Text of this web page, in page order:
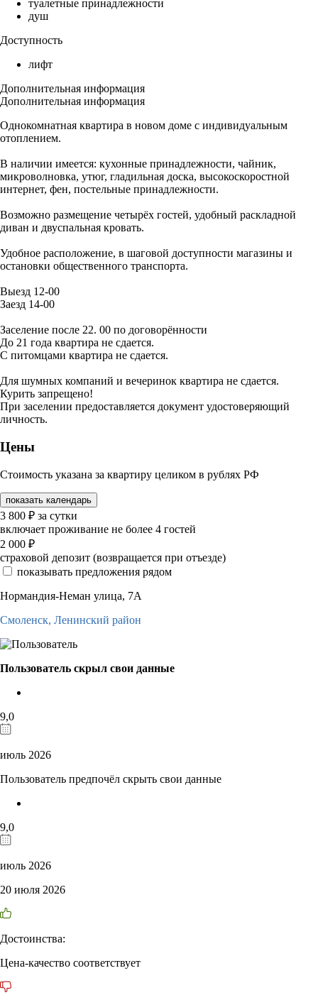
туалетные принадлежности
душ
Доступность
лифт
Дополнительная информация
Дополнительная информация
Однокомнатная квартира в новом доме с индивидуальным
отоплением.
В наличии имеется: кухонные принадлежности, чайник,
микроволновка, утюг, гладильная доска, высокоскоростной
интернет, фен, постельные принадлежности.
Возможно размещение четырёх гостей, удобный раскладной
диван и двуспальная кровать.
Удобное расположение, в шаговой доступности магазины и
остановки общественного транспорта.
Выезд 12-00
Заезд 14-00
Заселение после 22. 00 по договорённости
До 21 года квартира не сдается.
С питомцами квартира не сдается.
Для шумных компаний и вечеринок квартира не сдается.
Курить запрещено!
При заселении предоставляется документ удостоверяющий
личность.
Цены
Стоимость указана за квартиру целиком в рублях РФ
показать календарь
3 800 ₽ за сутки
включает проживание не более 4 гостей
2 000 ₽
страховой депозит (возвращается при отъезде)
показывать предложения рядом
Нормандия-Неман улица, 7А
Смоленск, Ленинский район
Пользователь скрыл свои данные
9,0
июль 2026
Пользователь предпочёл скрыть свои данные
9,0
июль 2026
20 июля 2026
Достоинства:
Цена-качество соответствует